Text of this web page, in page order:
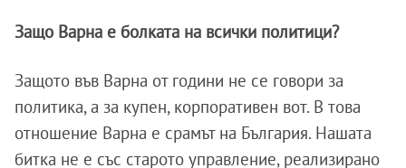
Защо Варна е болката на всички политици?
Защото във Варна от години не се говори за
политика, а за купен, корпоративен вот. В това
отношение Варна е срамът на България. Нашата
битка не е със старото управление, реализирано